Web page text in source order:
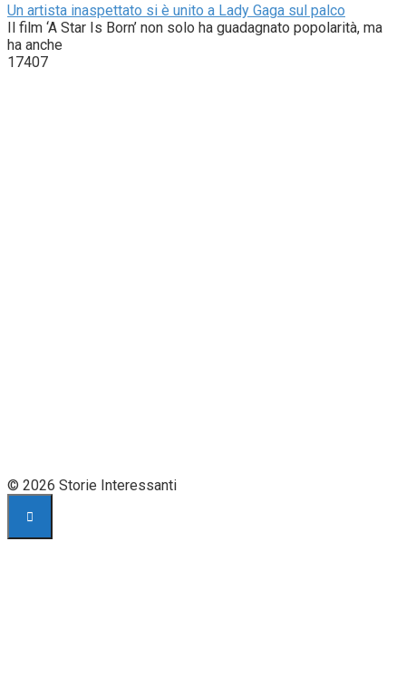
Un artista inaspettato si è unito a Lady Gaga sul palco
Il film ‘A Star Is Born’ non solo ha guadagnato popolarità, ma
ha anche
17407
© 2026 Storie Interessanti